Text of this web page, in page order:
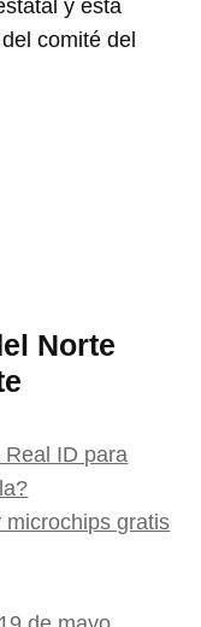
y está
comité del
Norte
ID para
microchips gratis